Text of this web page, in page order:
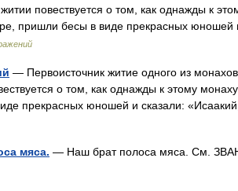
повествуется о том, как однажды к
пришли бесы в виде прекрасных
— Первоисточник житие одного из
о том, как однажды к этому
прекрасных юношей и сказали:
мяса. — Наш брат полоса мяса. См.